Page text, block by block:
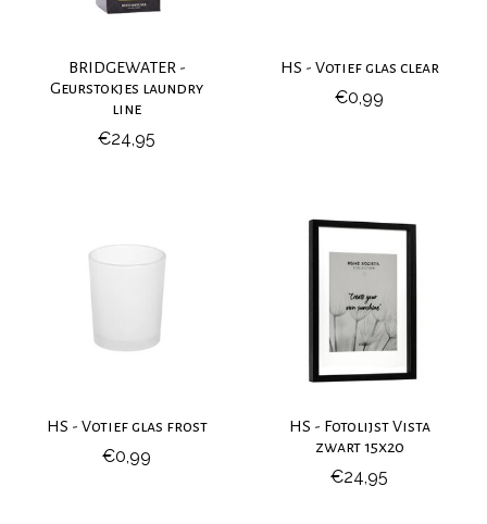
BRIDGEWATER -
Geurstokjes laundry
line
€24,95
HS - Votief glas clear
€0,99
HS - Votief glas frost
€0,99
HS - Fotolijst Vista
zwart 15x20
€24,95